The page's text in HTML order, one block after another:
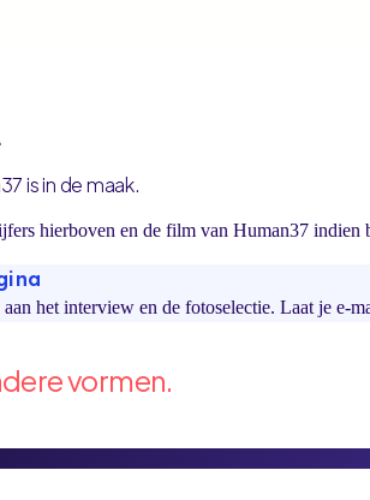
is in de maak.
hierboven en de film van Human37 indien
het interview en de fotoselectie. Laat je e-
vormen.